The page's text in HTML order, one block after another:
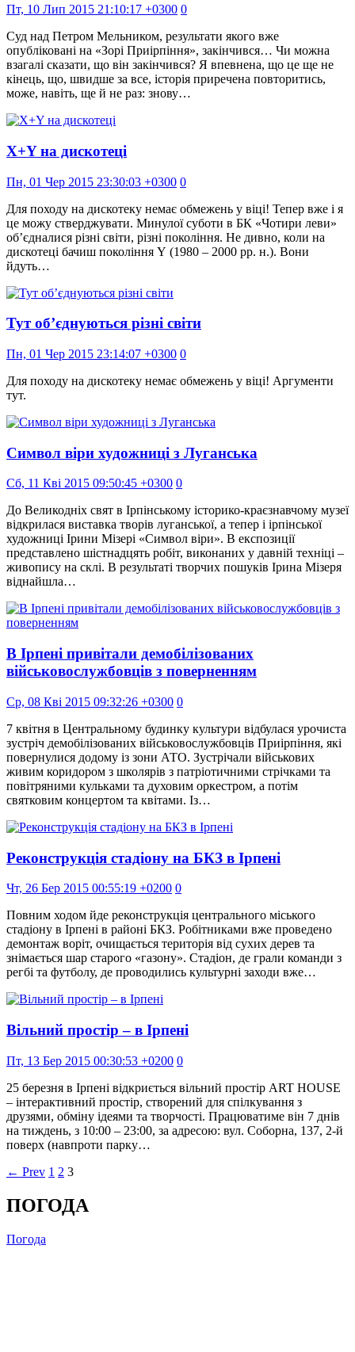
Пт, 10 Лип 2015 21:10:17 +0300 0
Суд над Петром Мельником, результати якого вже
опубліковані на «Зорі Приірпіння», закінчився… Чи можна
взагалі сказати, що він закінчився? Я впевнена, що це ще не
кінець, що, швидше за все, історія приречена повторитись,
може, навіть, ще й не раз: знову…
Х+Y на дискотеці
Пн, 01 Чер 2015 23:30:03 +0300 0
Для походу на дискотеку немає обмежень у віці! Тепер вже і я
це можу стверджувати. Минулої суботи в БК «Чотири леви»
об’єдналися різні світи, різні покоління. Не дивно, коли на
дискотеці бачиш покоління Y (1980 – 2000 рр. н.). Вони
йдуть…
Тут об’єднуються різні світи
Пн, 01 Чер 2015 23:14:07 +0300 0
Для походу на дискотеку немає обмежень у віці! Аргументи
тут.
Символ віри художниці з Луганська
Сб, 11 Кві 2015 09:50:45 +0300 0
До Великодніх свят в Ірпінському історико-краєзнавчому музеї
відкрилася виставка творів луганської, а тепер і ірпінської
художниці Ірини Мізері «Символ віри». В експозиції
представлено шістнадцять робіт, виконаних у давній техніці –
живопису на склі. В результаті творчих пошуків Ірина Мізеря
віднайшла…
В Ірпені привітали демобілізованих
військовослужбовців з поверненням
Ср, 08 Кві 2015 09:32:26 +0300 0
7 квітня в Центральному будинку культури відбулася урочиста
зустріч демобілізованих військовослужбовців Приірпіння, які
повернулися додому із зони АТО. Зустрічали військових
живим коридором з школярів з патріотичними стрічками та
повітряними кульками та духовим оркестром, а потім
святковим концертом та квітами. Із…
Реконструкція стадіону на БКЗ в Ірпені
Чт, 26 Бер 2015 00:55:19 +0200 0
Повним ходом йде реконструкція центрального міського
стадіону в Ірпені в районі БКЗ. Робітниками вже проведено
демонтаж воріт, очищається територія від сухих дерев та
знімається шар старого «газону». Стадіон, де грали команди з
регбі та футболу, де проводились культурні заходи вже…
Вільний простір – в Ірпені
Пт, 13 Бер 2015 00:30:53 +0200 0
25 березня в Ірпені відкриється вільний простір АRT HOUSE
– інтерактивний простір, створений для спілкування з
друзями, обміну ідеями та творчості. Працюватиме він 7 днів
на тиждень, з 10:00 – 23:00, за адресою: вул. Cоборна, 137, 2-й
поверх (навпроти парку…
← Prev 1 2 3
ПОГОДА
Погода